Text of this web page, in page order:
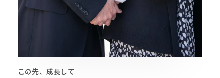
この先、成長して